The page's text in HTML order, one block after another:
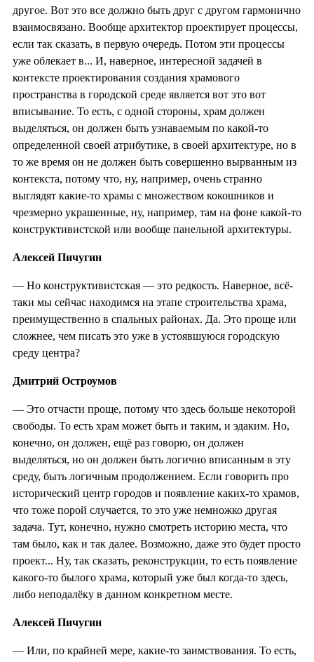
другое. Вот это все должно быть друг с другом гармонично
взаимосвязано. Вообще архитектор проектирует процессы,
если так сказать, в первую очередь. Потом эти процессы
уже облекает в... И, наверное, интересной задачей в
контексте проектирования создания храмового
пространства в городской среде является вот это вот
вписывание. То есть, с одной стороны, храм должен
выделяться, он должен быть узнаваемым по какой-то
определенной своей атрибутике, в своей архитектуре, но в
то же время он не должен быть совершенно вырванным из
контекста, потому что, ну, например, очень странно
выглядят какие-то храмы с множеством кокошников и
чрезмерно украшенные, ну, например, там на фоне какой-то
конструктивистской или вообще панельной архитектуры.
Алексей Пичугин
— Но конструктивистская — это редкость. Наверное, всё-
таки мы сейчас находимся на этапе строительства храма,
преимущественно в спальных районах. Да. Это проще или
сложнее, чем писать это уже в устоявшуюся городскую
среду центра?
Дмитрий Остроумов
— Это отчасти проще, потому что здесь больше некоторой
свободы. То есть храм может быть и таким, и эдаким. Но,
конечно, он должен, ещё раз говорю, он должен
выделяться, но он должен быть логично вписанным в эту
среду, быть логичным продолжением. Если говорить про
исторический центр городов и появление каких-то храмов,
что тоже порой случается, то это уже немножко другая
задача. Тут, конечно, нужно смотреть историю места, что
там было, как и так далее. Возможно, даже это будет просто
проект... Ну, так сказать, реконструкции, то есть появление
какого-то былого храма, который уже был когда-то здесь,
либо неподалёку в данном конкретном месте.
Алексей Пичугин
— Или, по крайней мере, какие-то заимствования. То есть,